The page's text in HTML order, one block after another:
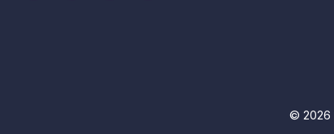
© 2026